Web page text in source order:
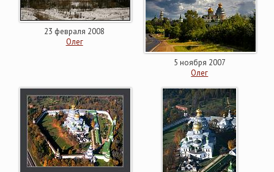
23 февраля 2008
Олег
5 ноября 2007
Олег